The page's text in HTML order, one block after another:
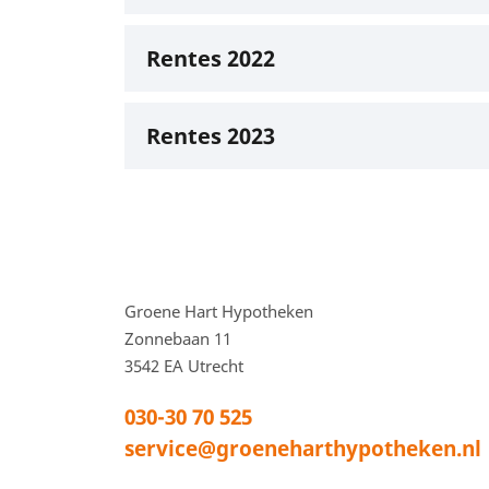
Rentes 2022
Rentes 2023
Groene Hart Hypotheken
Zonnebaan 11
3542 EA Utrecht
030-30 70 525
service@groeneharthypotheken.nl